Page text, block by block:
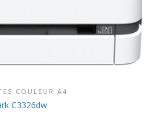
CE PRODUIT
COULEUR A4
C3326dw